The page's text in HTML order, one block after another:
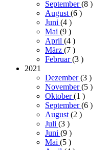
September(8 )
August(6 )
Juni (4 )
Mai (9 )
April (4 )
März (7 )
Februar(3 )
2021
Dezember(3 )
November(5 )
Oktober(1 )
September(6 )
August(2 )
Juli (3 )
Juni (9 )
Mai (5 )